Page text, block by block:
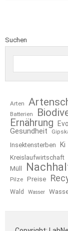
Suchen
Arten
Batterien
Ernährung
Gesundheit
Insektensterben Ki
Kreislaufwirtschaft
Müll
Pilze Preise
Wald
Wasser